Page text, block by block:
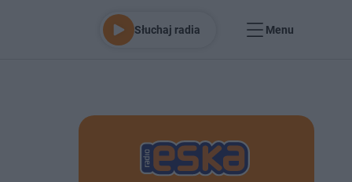
Słuchaj radia Menu